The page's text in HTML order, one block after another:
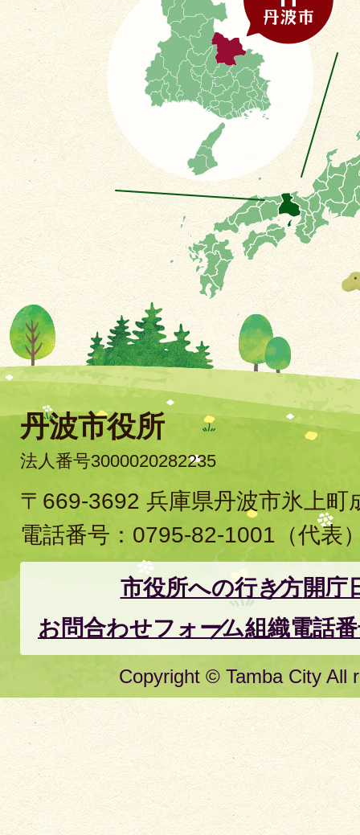
丹波市役所
法人番号3000020282235
〒669-3692 兵庫県丹波市氷上町
電話番号： 0795-82-1001 （代表
市役所への行き方開庁
お問合わせフォーム組織電話
Copyright © Tamba City All